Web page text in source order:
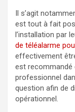
Il s’agit
est tout à fait
l’installation par
de téléalarme
effectivement
est recommandé
professionnel
question afin de
opérationnel.